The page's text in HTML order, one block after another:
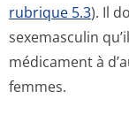
rubrique 5.3). Il
sexemasculin
médicament à
femmes.